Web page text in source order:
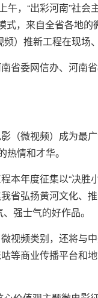
，“出彩河南”社会
，来自全省各地
）推新工程在现场
省委网信办、河南
（微视频）成为最
热情和才华。
本年度征集以“决
省弘扬黄河文化、
强士气的好作品。
视频类别，还将与
等商业传播平台和